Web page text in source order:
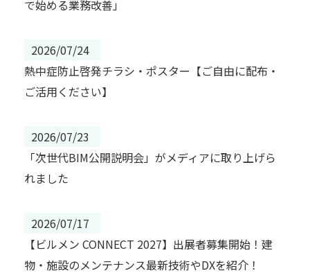
で始める業務改善」
2026/07/24
熱中症防止啓発チラシ・ポスター【ご自由に配布・
ご活用ください】
2026/07/23
「次世代BIM公開説明会」がメディアに取り上げら
れました
2026/07/17
【ビルメン CONNECT 2027】出展者募集開始！建
物・施設のメンテナンス最新技術やDXを紹介！